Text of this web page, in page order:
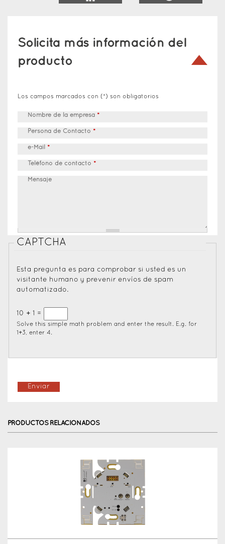
Solicita más información del
producto
Los campos marcados con (*) son obligatorios
Nombre de la empresa *
Persona de Contacto *
e-Mail *
Teléfono de contacto *
Mensaje
CAPTCHA
Esta pregunta es para comprobar si usted es un
visitante humano y prevenir envíos de spam
automatizado.
10 + 1 =
Solve this simple math problem and enter the result. E.g. for
1+3, enter 4.
PRODUCTOS RELACIONADOS